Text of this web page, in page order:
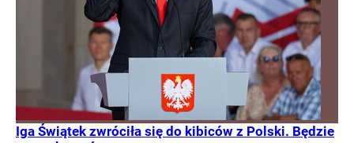
Iga Świątek zwróciła się do kibiców z Polski. Będzie